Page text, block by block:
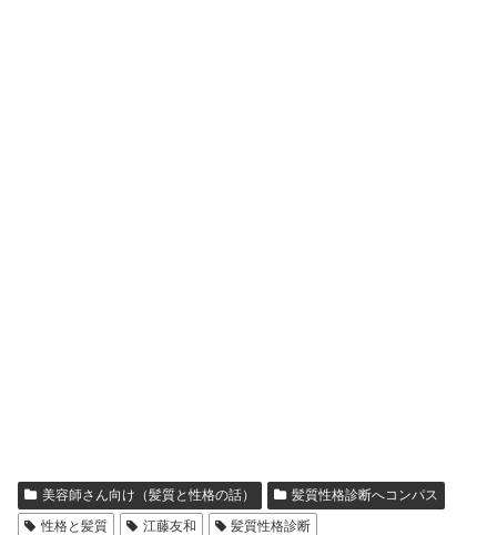
美容師さん向け（髪質と性格の話）
髪質性格診断へコンパス
性格と髪質
江藤友和 髪質性格診断